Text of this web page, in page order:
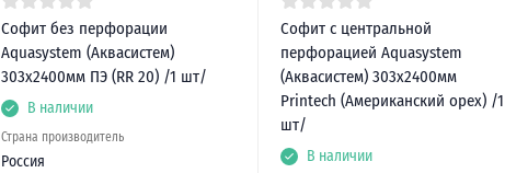
Софит без перфорации
Aquasystem (Аквасистем)
303х2400мм ПЭ (RR 20) /1 шт/
В наличии
Страна производитель
Россия
Софит с центральной
перфорацией Aquasystem
(Аквасистем) 303х2400мм
Printech (Американский орех) /1
шт/
В наличии